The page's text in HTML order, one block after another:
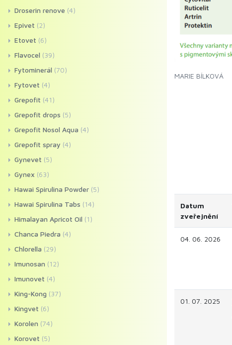
MARIE BÍLKOVÁ
Datum
zveřejnění
04. 06. 2026
01. 07. 2025
Droserin renove (4)
Epivet (2)
Etovet (6)
Flavocel (39)
Fytominerál (70)
Fytovet (4)
Grepofit (41)
Grepofit drops (5)
Grepofit Nosol Aqua (4)
Grepofit spray (4)
Gynevet (5)
Gynex (63)
Hawai Spirulina Powder (5)
Hawai Spirulina Tabs (14)
Himalayan Apricot Oil (1)
Chanca Piedra (4)
Chlorella (29)
Imunosan (12)
Imunovet (4)
King-Kong (37)
Kingvet (6)
Korolen (74)
Korovet (5)